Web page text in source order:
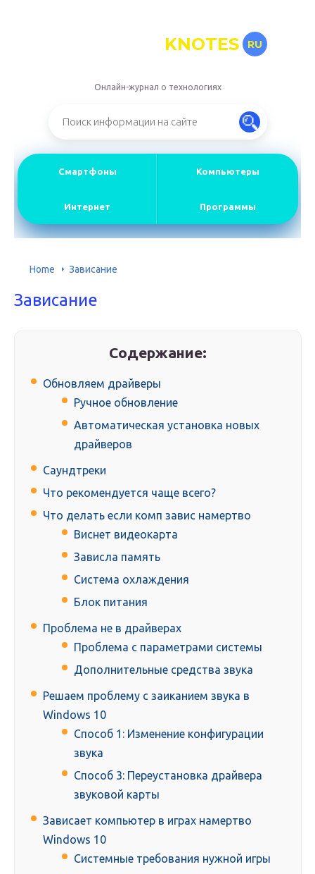
KNOTES RU
Онлайн-журнал о технологиях
Смартфоны Компьютеры
Интернет Программы
Home Зависание
Зависание
Содержание:
Обновляем драйверы
Ручное обновление
Автоматическая установка новых
драйверов
Саундтреки
Что рекомендуется чаще всего?
Что делать если комп завис намертво
Виснет видеокарта
Зависла память
Система охлаждения
Блок питания
Проблема не в драйверах
Проблема с параметрами системы
Дополнительные средства звука
Решаем проблему с заиканием звука в
Windows 10
Способ 1: Изменение конфигурации
звука
Способ 3: Переустановка драйвера
звуковой карты
Зависает компьютер в играх намертво
Windows 10
Системные требования нужной игры